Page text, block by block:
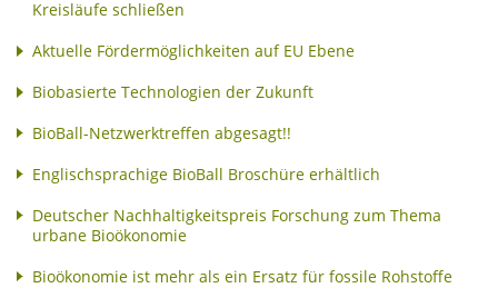
Kreisläufe schließen
Aktuelle Fördermöglichkeiten auf EU Ebene
Biobasierte Technologien der Zukunft
BioBall-Netzwerktreffen abgesagt!!
Englischsprachige BioBall Broschüre erhältlich
Deutscher Nachhaltigkeitspreis Forschung zum Thema
urbane Bioökonomie
Bioökonomie ist mehr als ein Ersatz für fossile Rohstoffe